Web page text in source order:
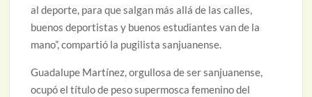
al deporte, para que salgan más allá de las calles,
buenos deportistas y buenos estudiantes van de la
mano”, compartió la pugilista sanjuanense.
Guadalupe Martínez, orgullosa de ser sanjuanense,
ocupó el título de peso supermosca femenino del